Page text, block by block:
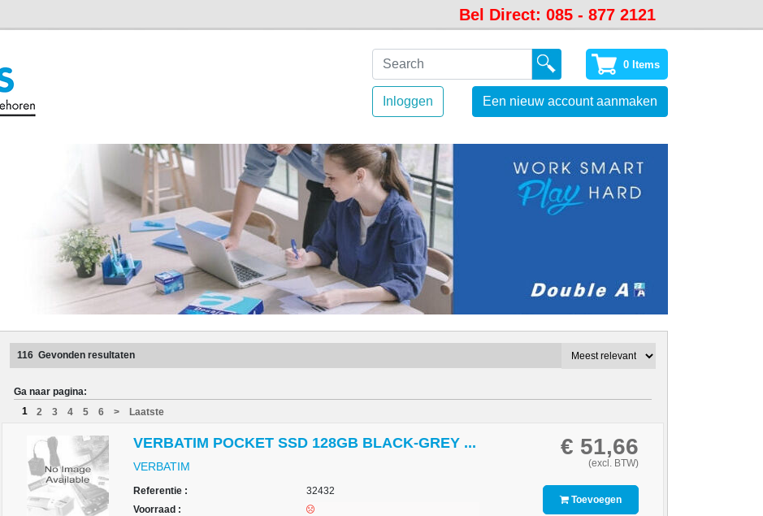
Bel Direct: 085 - 877 2121
0 Items
Inloggen Een nieuw account aanmaken
116 Gevonden resultaten
Ga naar pagina:
1
2 3 4 5 6 > Laatste
VERBATIM POCKET SSD 128GB BLACK-GREY ...
VERBATIM
Referentie :
32432
Voorraad :
€ 51,66
(excl. BTW)
Toevoegen